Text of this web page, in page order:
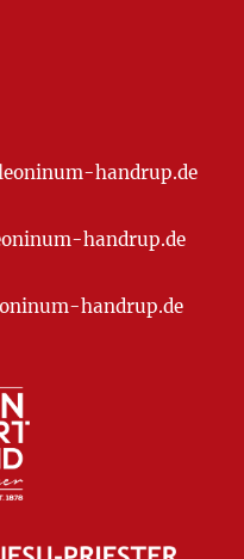
handrup.de
handrup.de
handrup.de